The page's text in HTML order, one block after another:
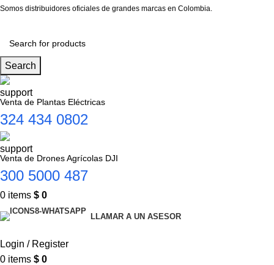
Somos distribuidores oficiales de grandes marcas en Colombia.
Search
Venta de Plantas Eléctricas
324 434 0802
Venta de Drones Agrícolas DJI
300 5000 487
0 items $ 0
LLAMAR A UN ASESOR
Login / Register
0 items $ 0